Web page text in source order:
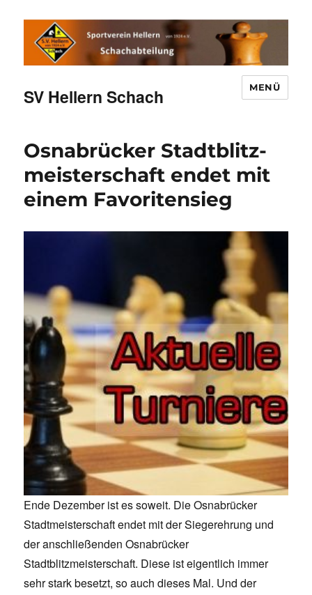
SV Hellern Schach MENÜ
Osnabrücker Stadtblitz­
meister­schaft endet mit
einem Favoritensieg
Ende Dezember ist es soweit. Die Osnabrücker
Stadtmeisterschaft endet mit der Siegerehrung und
der anschließenden Osnabrücker
Stadtblitzmeisterschaft. Diese ist eigentlich immer
sehr stark besetzt, so auch dieses Mal. Und der